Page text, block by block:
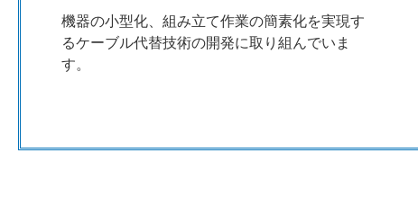
機器の小型化、組み立て作業の簡素化を実現す
るケーブル代替技術の開発に取り組んでいま
す。